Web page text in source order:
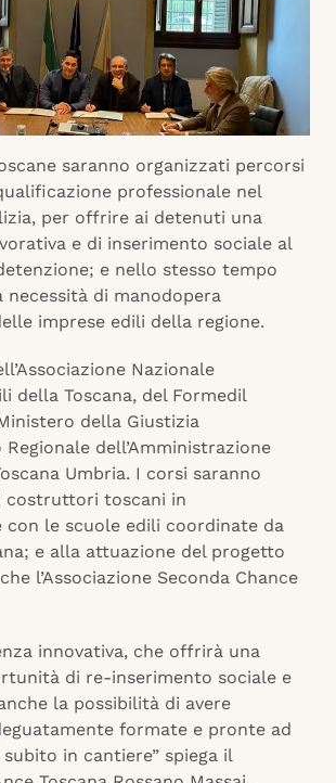
saranno organizzati percorsi
professionale nel
per offrire ai detenuti una
e di inserimento sociale al
e nello stesso tempo
necessità di manodopera
imprese edili della regione.
Nazionale
della Toscana, del Formedil
della Giustizia
dell’Amministrazione
Umbria. I corsi saranno
costruttori toscani in
con le scuole edili coordinate da
e alla attuazione del progetto
l’Associazione Seconda Chance
innovativa, che offrirà una
di re-inserimento sociale e
la possibilità di avere
formate e pronte ad
in cantiere” spiega il